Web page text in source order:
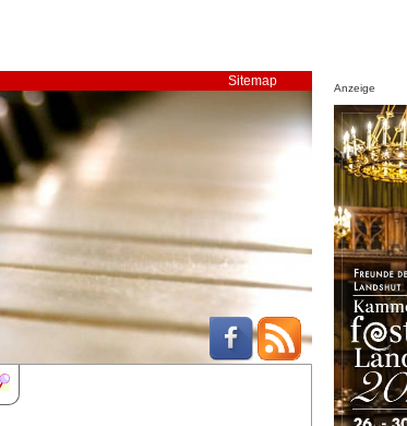
Sitemap Anzeige